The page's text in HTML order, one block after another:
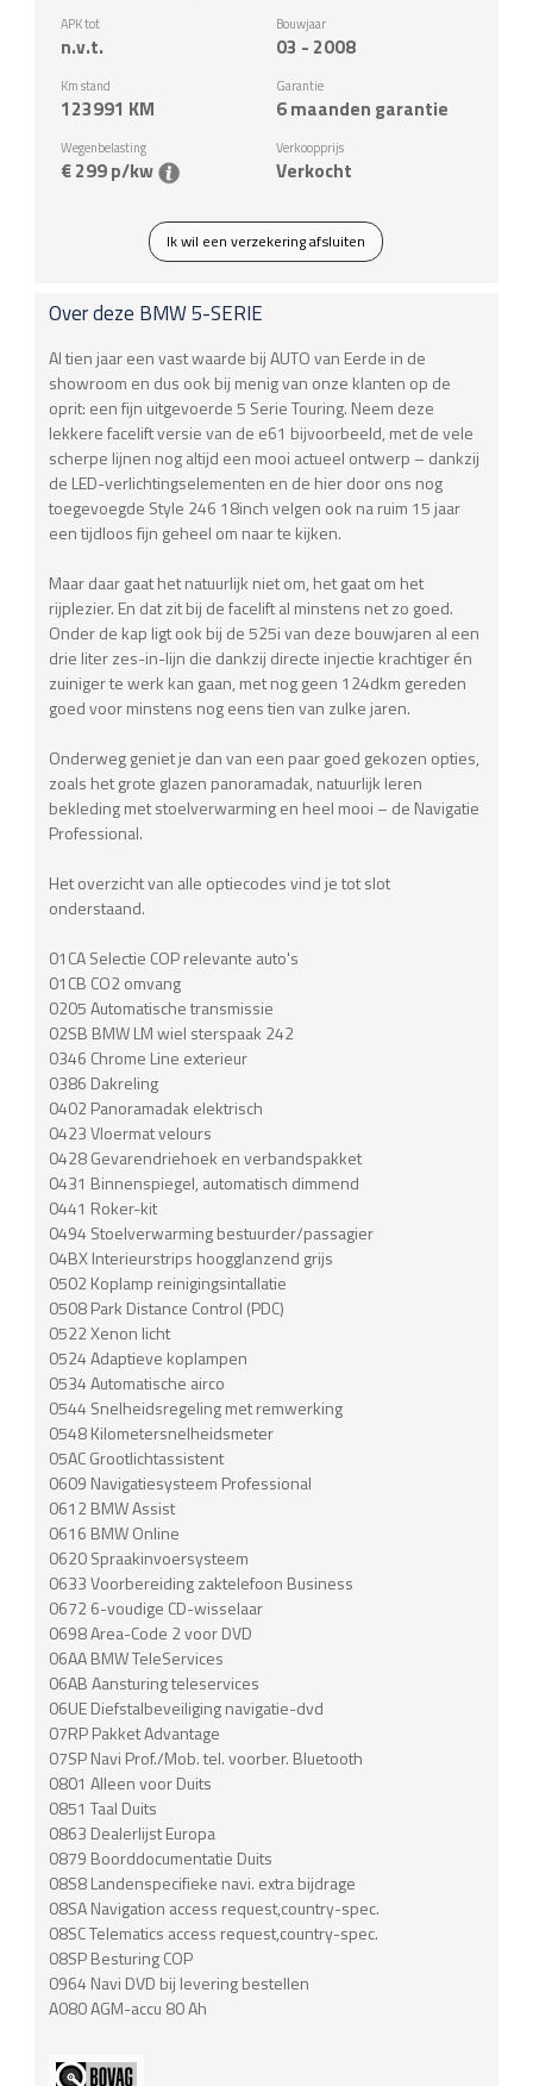
APK tot
n.v.t.
Bouwjaar
03 - 2008
Km stand
123991 KM
Garantie
6 maanden garantie
Wegenbelasting
€ 299 p/kw
Verkoopprijs
Verkocht
Ik wil een verzekering afsluiten
Over deze BMW5-SERIE
Al tien jaar een vast waarde bij AUTO van Eerde in de
showroom en dus ook bij menig van onze klanten op de
oprit: een fijn uitgevoerde 5 Serie Touring. Neem deze
lekkere facelift versie van de e61 bijvoorbeeld, met de vele
scherpe lijnen nog altijd een mooi actueel ontwerp – dankzij
de LED-verlichtingselementen en de hier door ons nog
toegevoegde Style 246 18inch velgen ook na ruim 15 jaar
een tijdloos fijn geheel om naar te kijken.
Maar daar gaat het natuurlijk niet om, het gaat om het
rijplezier. En dat zit bij de facelift al minstens net zo goed.
Onder de kap ligt ook bij de 525i van deze bouwjaren al een
drie liter zes-in-lijn die dankzij directe injectie krachtiger én
zuiniger te werk kan gaan, met nog geen 124dkm gereden
goed voor minstens nog eens tien van zulke jaren.
Onderweg geniet je dan van een paar goed gekozen opties,
zoals het grote glazen panoramadak, natuurlijk leren
bekleding met stoelverwarming en heel mooi – de Navigatie
Professional.
Het overzicht van alle optiecodes vind je tot slot
onderstaand.
01CA Selectie COP relevante auto's
01CB CO2 omvang
0205 Automatische transmissie
02SB BMW LM wiel sterspaak 242
0346 Chrome Line exterieur
0386 Dakreling
0402 Panoramadak elektrisch
0423 Vloermat velours
0428 Gevarendriehoek en verbandspakket
0431 Binnenspiegel, automatisch dimmend
0441 Roker-kit
0494 Stoelverwarming bestuurder/passagier
04BX Interieurstrips hoogglanzend grijs
0502 Koplamp reinigingsintallatie
0508 Park Distance Control (PDC)
0522 Xenon licht
0524 Adaptieve koplampen
0534 Automatische airco
0544 Snelheidsregeling met remwerking
0548 Kilometersnelheidsmeter
05AC Grootlichtassistent
0609 Navigatiesysteem Professional
0612 BMW Assist
0616 BMW Online
0620 Spraakinvoersysteem
0633 Voorbereiding zaktelefoon Business
0672 6-voudige CD-wisselaar
0698 Area-Code 2 voor DVD
06AA BMW TeleServices
06AB Aansturing teleservices
06UE Diefstalbeveiliging navigatie-dvd
07RP Pakket Advantage
07SP Navi Prof./Mob. tel. voorber. Bluetooth
0801 Alleen voor Duits
0851 Taal Duits
0863 Dealerlijst Europa
0879 Boorddocumentatie Duits
08S8 Landenspecifieke navi. extra bijdrage
08SA Navigation access request,country-spec.
08SC Telematics access request,country-spec.
08SP Besturing COP
0964 Navi DVD bij levering bestellen
A080 AGM-accu 80 Ah